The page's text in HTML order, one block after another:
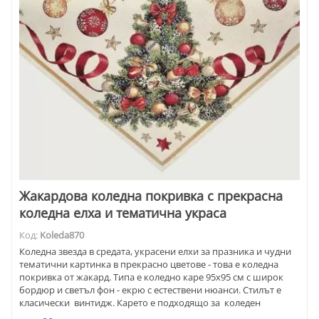
Жакардова коледна покривка с прекрасна
коледна елха и тематична украса
Код: Koleda870
Коледна звезда в средата, украсени елхи за празника и чудни
тематични картинка в прекрасно цветове - това е коледна
покривка от жакард. Типа е коледно каре 95х95 см с широк
бордюр и светъл фон - екрю с естествени нюанси. Стилът е
класически винтидж. Карето е подходящо за коледен
подарък за близка приятелка.